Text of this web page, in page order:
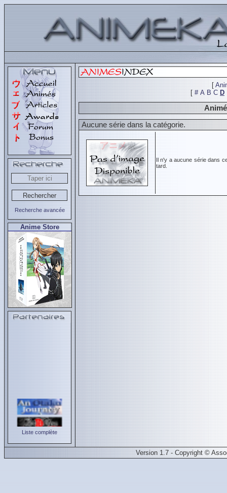
Recherche avancée
Anime Store
Liste complète
[
[ # A B C D
Aucune série dans la catégorie.
Il n'y a aucune série dans
tard.
Version 1.7 - Copyright ©